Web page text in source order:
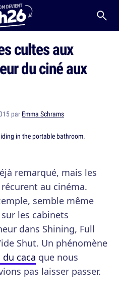
cultes aux
du ciné aux
par Emma Schrams
remarqué, mais les
au cinéma.
semble même
les cabinets
dans Shining, Full
Shut. Un phénomène
caca que nous
pas laisser passer.